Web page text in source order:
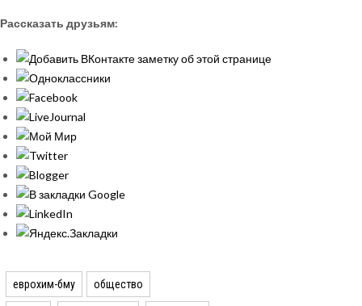
Рассказать друзьям:
еврохим-бму общество